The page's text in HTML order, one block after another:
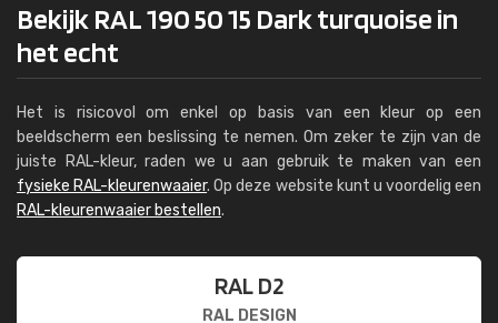
Bekijk RAL 190 50 15 Dark turquoise in
het echt
Het is risicovol om enkel op basis van een kleur op een
beeldscherm een beslissing te nemen. Om zeker te zijn van de
juiste RAL-kleur, raden we u aan gebruik te maken van een
fysieke RAL-kleurenwaaier. Op deze website kunt u voordelig een
RAL-kleurenwaaier bestellen.
RAL D2
RAL DESIGN